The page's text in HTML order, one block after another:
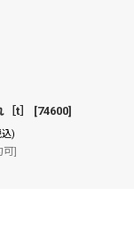
t］ [74600]
込)
可]